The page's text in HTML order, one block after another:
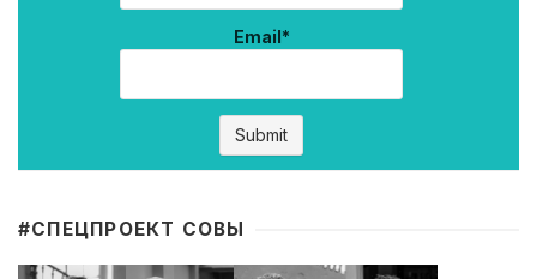
Email*
#CПЕЦПРОЕКТ СОВЫ